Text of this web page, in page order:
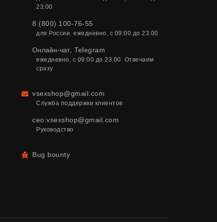
23:00
8 (800) 100-76-55
для России. ежедневно, с 09:00 до 23:00
Онлайн-чат,Telegram
ежедневно, с 09:00 до 23:00. Отвечаем
сразу
Email
vsexshop@gmail.com
Служба поддержки клиентов
ceo.vsexshop@gmail.com
Руководство
Bug bounty